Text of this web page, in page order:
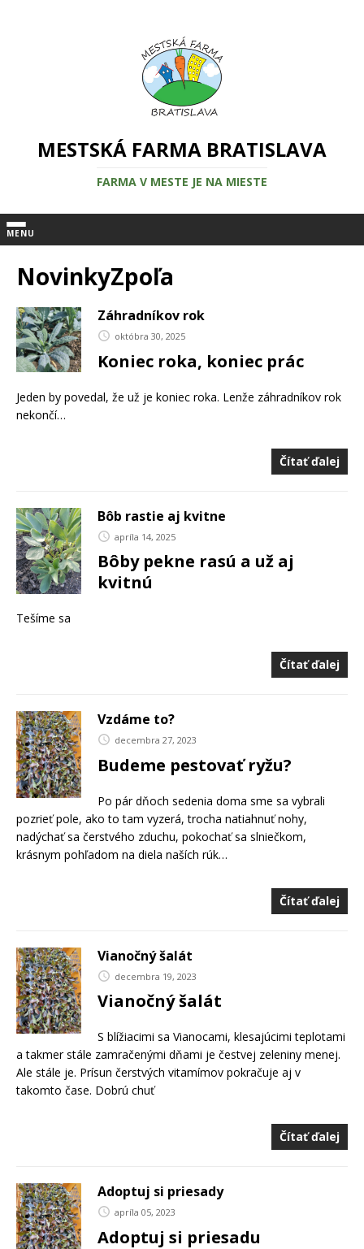
MESTSKÁ FARMA BRATISLAVA
FARMA V MESTE JE NA MIESTE
MENU
NovinkyZpoľa
Záhradníkov rok
októbra 30, 2025
Koniec roka, koniec prác
Jeden by povedal, že už je koniec roka. Lenže záhradníkov rok
nekončí…
Čítať ďalej
Bôb rastie aj kvitne
apríla 14, 2025
Bôby pekne rasú a už aj
kvitnú
Tešíme sa
Čítať ďalej
Vzdáme to?
decembra 27, 2023
Budeme pestovať ryžu?
Po pár dňoch sedenia doma sme sa vybrali
pozrieť pole, ako to tam vyzerá, trocha natiahnuť nohy,
nadýchať sa čerstvého zduchu, pokochať sa slniečkom,
krásnym pohľadom na diela naších rúk…
Čítať ďalej
Vianočný šalát
decembra 19, 2023
Vianočný šalát
S blížiacimi sa Vianocami, klesajúcimi teplotami
a takmer stále zamračenými dňami je čestvej zeleniny menej.
Ale stále je. Prísun čerstvých vitamímov pokračuje aj v
takomto čase. Dobrú chuť
Čítať ďalej
Adoptuj si priesady
apríla 05, 2023
Adoptuj si priesadu